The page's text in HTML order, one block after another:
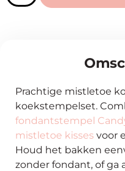
Prachtige mistletoe
koekstempelset.
fondantstempel
mistletoe kisses voor
Houd het bakken
zonder fondant, of ga